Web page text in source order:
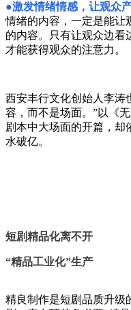
●激发情绪情感，让观众
情绪的内容，一定是能让
的内容。只有让观众边看
才能获得观众的注意力。
西安丰行文化创始人李涛
容，而不是场面。”以
《
剧本中大场面的开篇，却
水破亿。
短剧精品化离不开
“精品工业化”生产
精良制作是短剧品质升级